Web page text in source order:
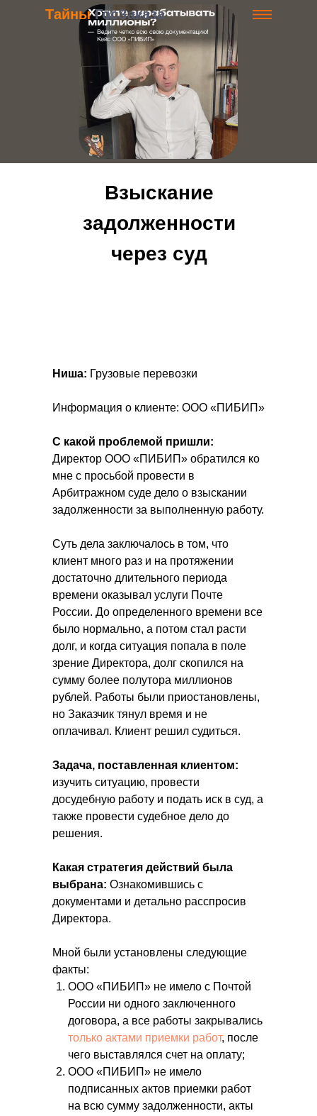
Тайны ГосЗаказа
Ниша: Грузовые перевозки
Информация о клиенте: ООО «ПИБИП»
С какой проблемой пришли:
Директор ООО «ПИБИП» обратился ко
мне с просьбой провести в
Арбитражном суде дело о взыскании
задолженности за выполненную работу.
Суть дела заключалось в том, что
клиент много раз и на протяжении
достаточно длительного периода
времени оказывал услуги Почте
России. До определенного времени все
было нормально, а потом стал расти
долг, и когда ситуация попала в поле
зрение Директора, долг скопился на
сумму более полутора миллионов
рублей. Работы были приостановлены,
но Заказчик тянул время и не
оплачивал. Клиент решил судиться.
Задача, поставленная клиентом:
изучить ситуацию, провести
досудебную работу и подать иск в суд, а
также провести судебное дело до
решения.
Какая стратегия действий была
выбрана: Ознакомившись с
документами и детально расспросив
Директора.
Мной были установлены следующие
факты:
ООО «ПИБИП» не имело с Почтой
России ни одного заключенного
договора, а все работы закрывались
только актами приемки работ, после
чего выставлялся счет на оплату;
ООО «ПИБИП» не имело
подписанных актов приемки работ
на всю сумму задолженности, акты
Взыскание
задолженности
через суд